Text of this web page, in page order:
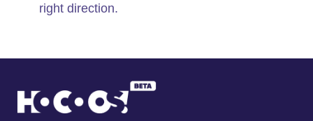
right direction.